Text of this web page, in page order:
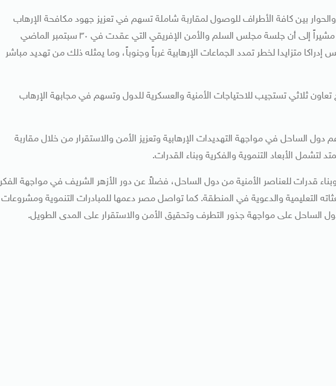
والحوار بين كافة الأطراف للوصول لمقاربة شاملة تسهم في تعزيز جهود مكافحة الإرهاب
وتحقيق التنمية الشاملة في منطقة الساحل، مشيراً إلى أن جلسة مجلس السلم والأمن الإفريقي التي عقدت في ٣٠ سبتمبر الماضي
متزايدا لخطر تمدد الجماعات الإرهابية غرباً وجنوباً، وما يمثله ذلك من تهديد مباشر
تعاون ثلاثي تستجيب للاحتياجات الأمنية والعسكرية للدول وتسهم في مجابهة الإرهاب
الساحل في مواجهة التهديدات الإرهابية وتعزيز الأمن والاستقرار من خلال مقاربة
الأبعاد التنموية والفكرية وبناء القدرات.
قدرات للعناصر الأمنية من دول الساحل، فضلاً عن دور الأزهر الشريف في مواجهة الفكر
التعليمية والدعوية في المنطقة. كما تواصل مصر دعمها للمبادرات التنموية ومشروعات
الساحل على مواجهة جذور التطرف وتحقيق الأمن والاستقرار على المدى الطويل.